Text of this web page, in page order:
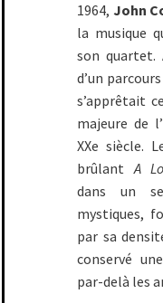
1964, John
la musique
son quartet.
d’un
s’apprêtait
majeure de
XXe siècle.
brûlantA
dans un
mystiques,
par sa
conservé
par-delà les